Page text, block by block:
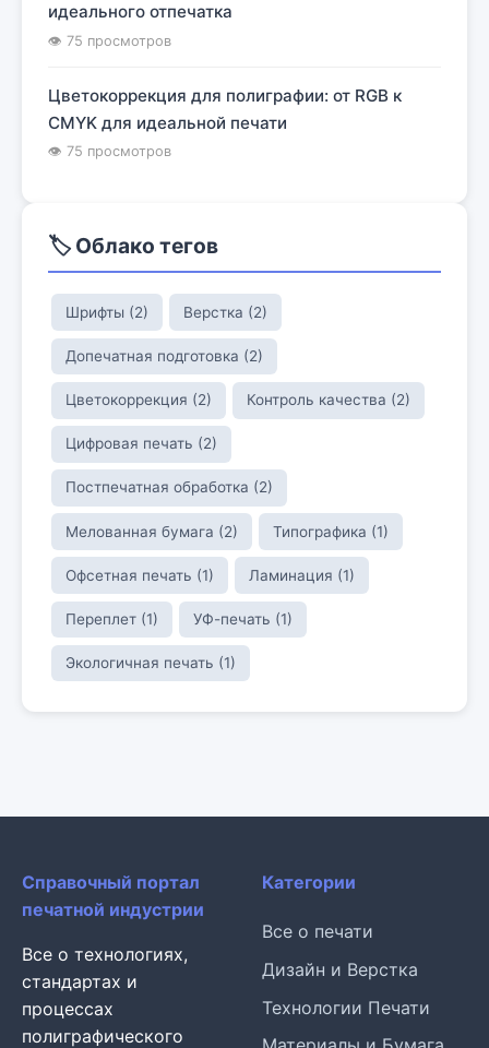
идеального отпечатка
👁 75 просмотров
Цветокоррекция для полиграфии: от RGB к
CMYK для идеальной печати
👁 75 просмотров
🏷️ Облако тегов
Шрифты (2) Верстка (2)
Допечатная подготовка (2)
Цветокоррекция (2) Контроль качества (2)
Цифровая печать (2)
Постпечатная обработка (2)
Мелованная бумага (2) Типографика (1)
Офсетная печать (1) Ламинация (1)
Переплет (1) УФ-печать (1)
Экологичная печать (1)
Справочный портал
печатной индустрии
Все о технологиях,
стандартах и
процессах
полиграфического
Категории
Все о печати
Дизайн и Верстка
Технологии Печати